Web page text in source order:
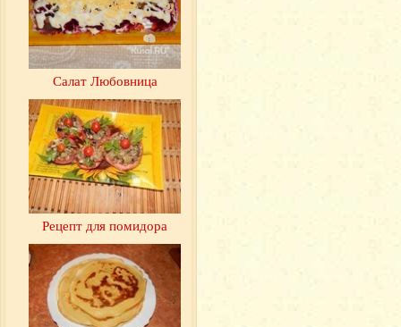
Салат Любовница
Рецепт для помидора